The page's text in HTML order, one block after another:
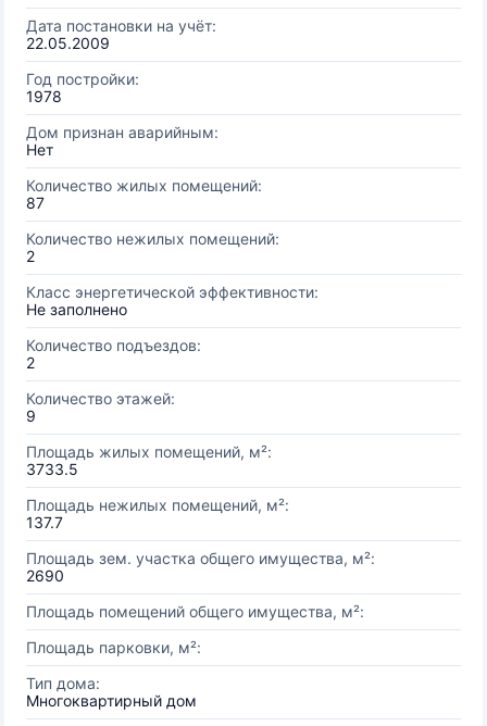
Дата постановки на учёт:
22.05.2009
Год постройки:
1978
Дом признан аварийным:
Нет
Количество жилых помещений:
87
Количество нежилых помещений:
2
Класс энергетической эффективности:
Не заполнено
Количество подъездов:
2
Количество этажей:
9
Площадь жилых помещений, м²:
3733.5
Площадь нежилых помещений, м²:
137.7
Площадь зем. участка общего имущества, м²:
2690
Площадь помещений общего имущества, м²:
Площадь парковки, м²:
Тип дома:
Многоквартирный дом